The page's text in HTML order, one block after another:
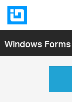
Windows Forms